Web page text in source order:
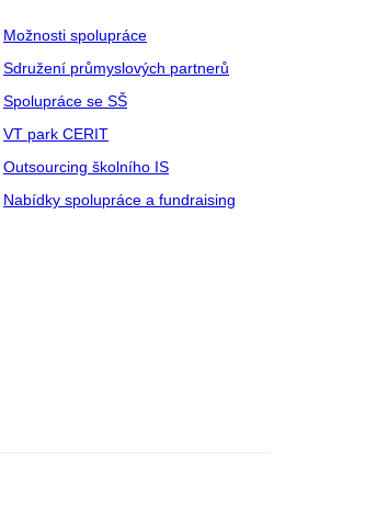
Možnosti spolupráce
Sdružení průmyslových partnerů
Spolupráce se SŠ
VT park CERIT
Outsourcing školního IS
Nabídky spolupráce a fundraising